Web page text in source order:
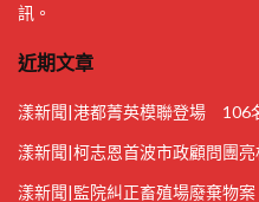
訊。
近期文章
漾新聞|港都菁英模聯登場 106
漾新聞|柯志恩首波市政顧問團
漾新聞|監院糾正畜殖場廢棄物